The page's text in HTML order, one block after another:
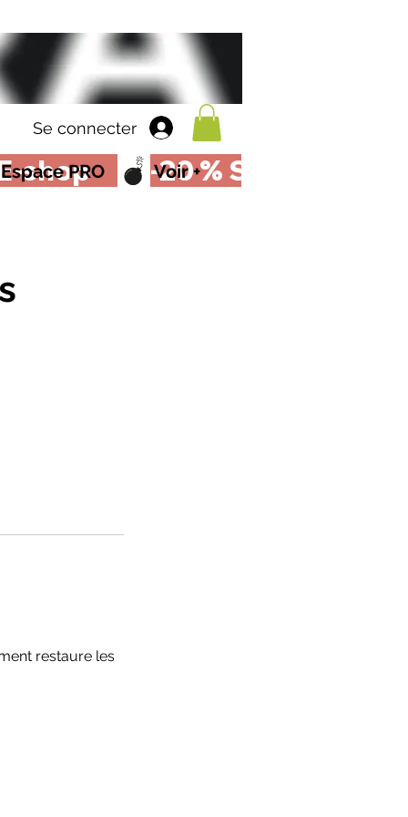
Se connecter
Espace PRO Voir +
restaure les